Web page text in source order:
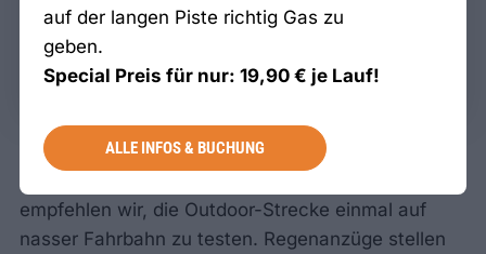
Für alle Kartbegeisterten, die nach einer speziellen
empfehlen wir, die Outdoor-Strecke einmal auf
nasser Fahrbahn zu testen. Regenanzüge stellen
auf der langen Piste richtig Gas zu
geben.
Special Preis für nur: 19,90 € je Lauf!
ALLE INFOS & BUCHUNG